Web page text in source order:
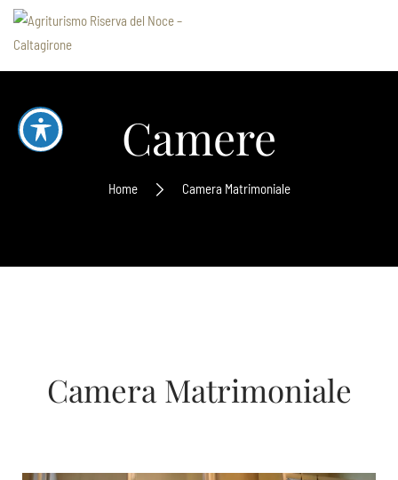
Camere
Home Camera Matrimoniale
Camera Matrimoniale